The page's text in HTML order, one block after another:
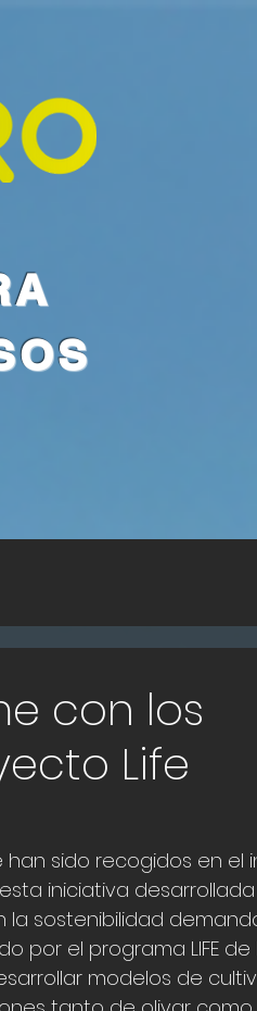
con los
Life
han sido recogidos en el
iniciativa
sostenibilidad
por el programa LIFE de
modelos de